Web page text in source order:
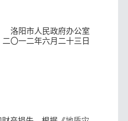
洛阳市人民政府办公室
二〇一二年六月二十三日